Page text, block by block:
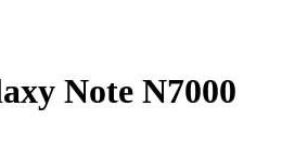
Note N7000